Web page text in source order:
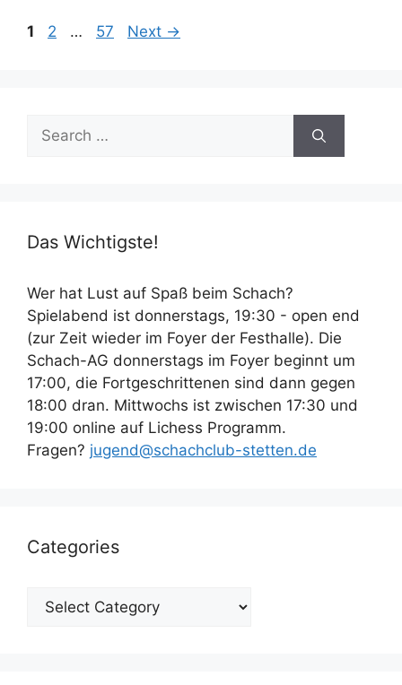
Page
1 Page
2 … Page
57 Next →
Search
for:
Das Wichtigste!
Wer hat Lust auf Spaß beim Schach?
Spielabend ist donnerstags, 19:30 - open end
(zur Zeit wieder im Foyer der Festhalle). Die
Schach-AG donnerstags im Foyer beginnt um
17:00, die Fortgeschrittenen sind dann gegen
18:00 dran. Mittwochs ist zwischen 17:30 und
19:00 online auf Lichess Programm.
Fragen? jugend@schachclub-stetten.de
Categories
Categories